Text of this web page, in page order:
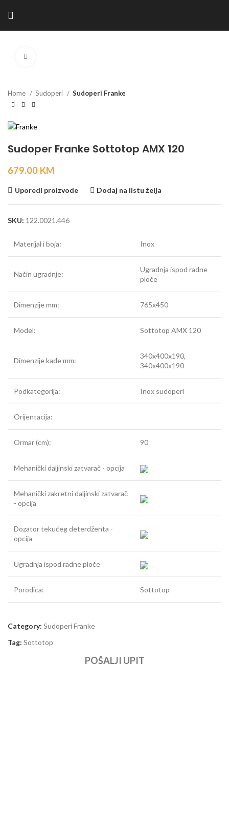
Home Sudoperi Sudoperi Franke
Sudoper Franke Sottotop AMX 120
679.00 KM
Uporedi proizvode Dodaj na listu želja
SKU: 122.0021.446
Materijal i boja: Inox
Način ugradnje:
Ugradnja ispod radne
ploče
Dimenzije mm: 765x450
Model: Sottotop AMX 120
Dimenzije kade mm:
340x400x190,
340x400x190
Podkategorija: Inox sudoperi
Orijentacija:
Ormar (cm): 90
Mehanički daljinski zatvarač - opcija
Mehanički zakretni daljinski zatvarač
- opcija
Dozator tekućeg deterdženta -
opcija
Ugradnja ispod radne ploče
Porodica: Sottotop
Category: Sudoperi Franke
Tag: Sottotop
POŠALJI UPIT